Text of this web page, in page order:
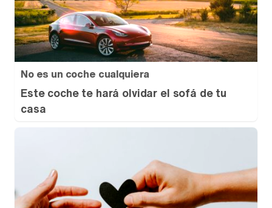
No es un coche cualquiera
Este coche te hará olvidar el sofá de tu
casa